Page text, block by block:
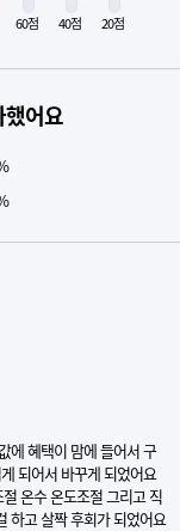
60점 40점 20점
했어요
에 혜택이 맘에 들어서 구
되어서 바꾸게 되었어요
온수 온도조절 그리고 직
하고 살짝 후회가 되었어요